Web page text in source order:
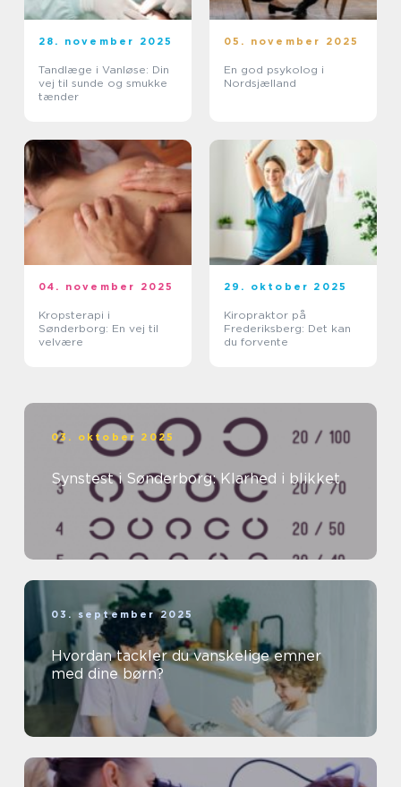
28. november 2025
Tandlæge i Vanløse: Din
vej til sunde og smukke
tænder
05. november 2025
En god psykolog i
Nordsjælland
04. november 2025
Kropsterapi i
Sønderborg: En vej til
velvære
29. oktober 2025
Kiropraktor på
Frederiksberg: Det kan
du forvente
03. oktober 2025
Synstest i Sønderborg: Klarhed i blikket
03. september 2025
Hvordan tackler du vanskelige emner
med dine børn?